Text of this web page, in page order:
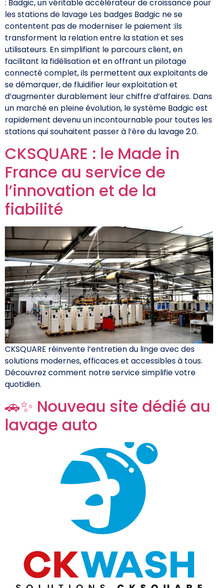
: Badgic, un véritable accélérateur de croissance pour
les stations de lavage Les badges Badgic ne se
contentent pas de moderniser le paiement :ils
transforment la relation entre la station et ses
utilisateurs. En simplifiant le parcours client, en
facilitant la fidélisation et en offrant un pilotage
connecté complet, ils permettent aux exploitants de
se démarquer, de fluidifier leur exploitation et
d’augmenter durablement leur chiffre d’affaires. Dans
un marché en pleine évolution, le système Badgic est
rapidement devenu un incontournable pour toutes les
stations qui souhaitent passer à l’ère du lavage 2.0.
CKSQUARE : le Made in
France au service de
l’innovation et de la
fiabilité
CKSQUARE réinvente l’entretien du linge avec des
solutions modernes, efficaces et accessibles à tous.
Découvrez comment notre service simplifie votre
quotidien.
🚗✨ Nouveau site dédié au
lavage auto